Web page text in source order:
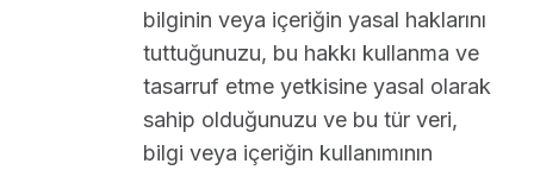
bilginin veya içeriğin yasal haklarını
tuttuğunuzu, bu hakkı kullanma ve
tasarruf etme yetkisine yasal olarak
sahip olduğunuzu ve bu tür veri,
bilgi veya içeriğin kullanımının